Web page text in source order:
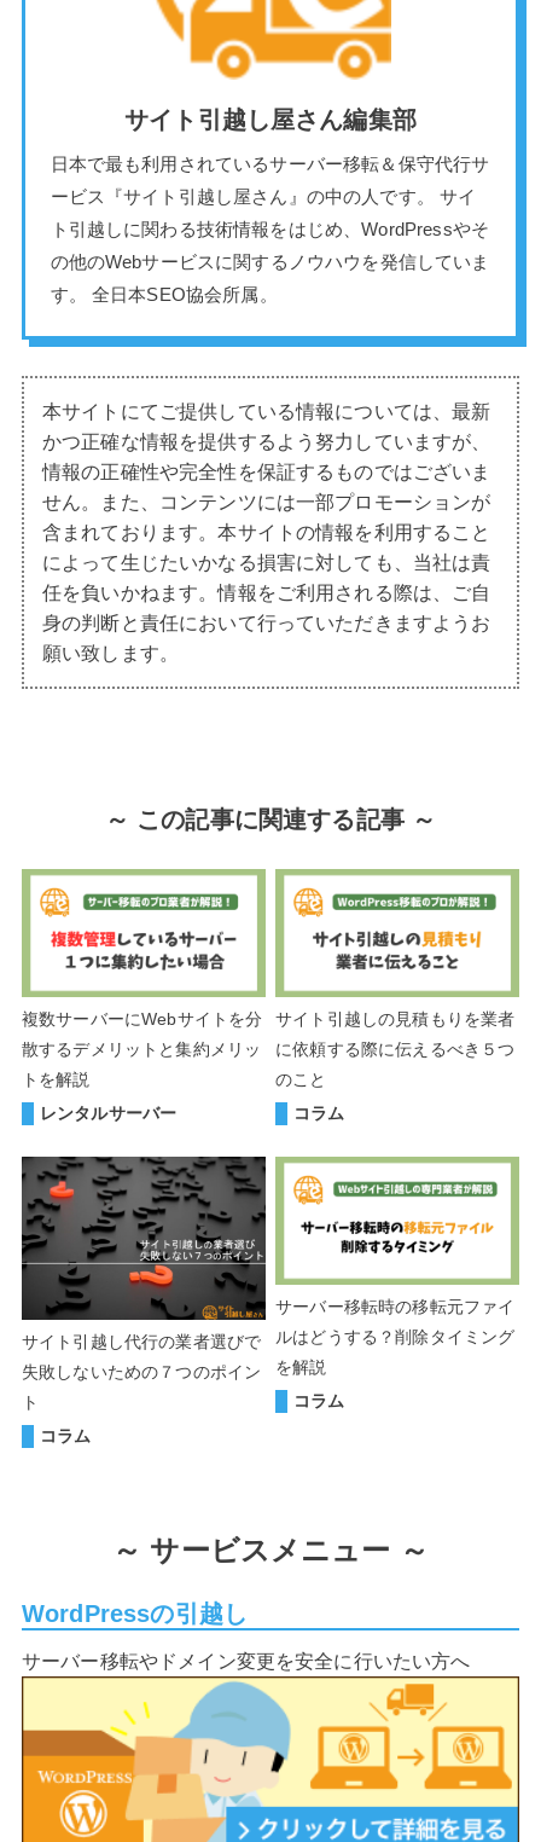
サイト引越し屋さん編集部
日本で最も利用されているサーバー移転＆保守代行サ
ービス『サイト引越し屋さん』の中の人です。 サイ
ト引越しに関わる技術情報をはじめ、WordPressやそ
の他のWebサービスに関するノウハウを発信していま
す。 全日本SEO協会所属。
本サイトにてご提供している情報については、最新
かつ正確な情報を提供するよう努力していますが、
情報の正確性や完全性を保証するものではございま
せん。また、コンテンツには一部プロモーションが
含まれております。本サイトの情報を利用すること
によって生じたいかなる損害に対しても、当社は責
任を負いかねます。情報をご利用される際は、ご自
身の判断と責任において行っていただきますようお
願い致します。
～ この記事に関連する記事 ～
複数サーバーにWebサイトを分
散するデメリットと集約メリッ
トを解説
レンタルサーバー
サイト引越しの見積もりを業者
に依頼する際に伝えるべき５つ
のこと
コラム
サイト引越し代行の業者選びで
失敗しないための７つのポイン
ト
コラム
サーバー移転時の移転元ファイ
ルはどうする？削除タイミング
を解説
コラム
～ サービスメニュー ～
WordPressの引越し
サーバー移転やドメイン変更を安全に行いたい方へ